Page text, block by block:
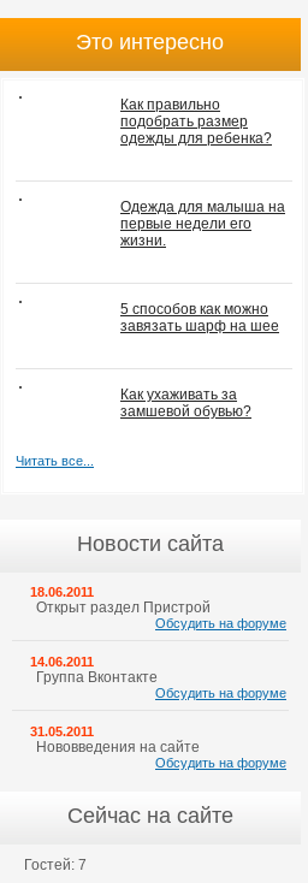
Это интересно
Как правильно
подобрать размер
одежды для ребенка?
Одежда для малыша на
первые недели его
жизни.
5 способов как можно
завязать шарф на шее
Как ухаживать за
замшевой обувью?
Читать все...
Новости сайта
18.06.2011
Открыт раздел Пристрой
Обсудить на форуме
14.06.2011
Группа Вконтакте
Обсудить на форуме
31.05.2011
Нововведения на сайте
Обсудить на форуме
Сейчас на сайте
Гостей: 7